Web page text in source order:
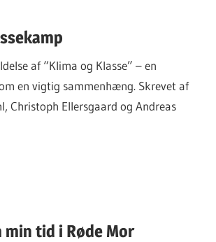
af “Klima og Klasse” – en
en vigtig sammenhæng. Skrevet af
Christoph Ellersgaard og Andreas
min tid i Røde Mor